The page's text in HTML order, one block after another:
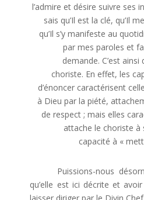
l’admire et désire suivre ses
sais qu’Il est la clé, qu’Il
qu’Il s’y manifeste au
par mes paroles et
demande. C’est
choriste. En effet, les
d’énoncer caractérisent
à Dieu par la piété,
de respect ; mais elles
attache le choriste
capacité à «
Puissions-nous
qu’elle est ici décrite et
laisser diriger par le Divin Chef.